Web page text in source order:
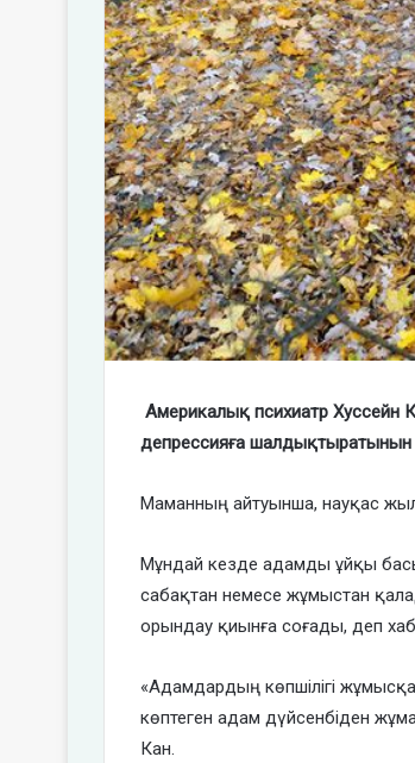
Америкалық психиатр Хуссейн
депрессияға шалдықтыратынын
Маманның айтуынша, науқас жыл
Мұндай кезде адамды ұйқы
сабақтан немесе жұмыстан
орындау қиынға соғады, деп
«Адамдардың көпшілігі
көптеген адам дүйсенбіден
Кан.